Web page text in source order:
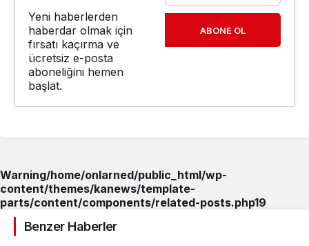
Yeni haberlerden
haberdar olmak için
fırsatı kaçırma ve
ücretsiz e-posta
aboneliğini hemen
başlat.
ABONE OL
Warning/home/onlarned/public_html/wp-
content/themes/kanews/template-
parts/content/components/related-posts.php19
Benzer Haberler